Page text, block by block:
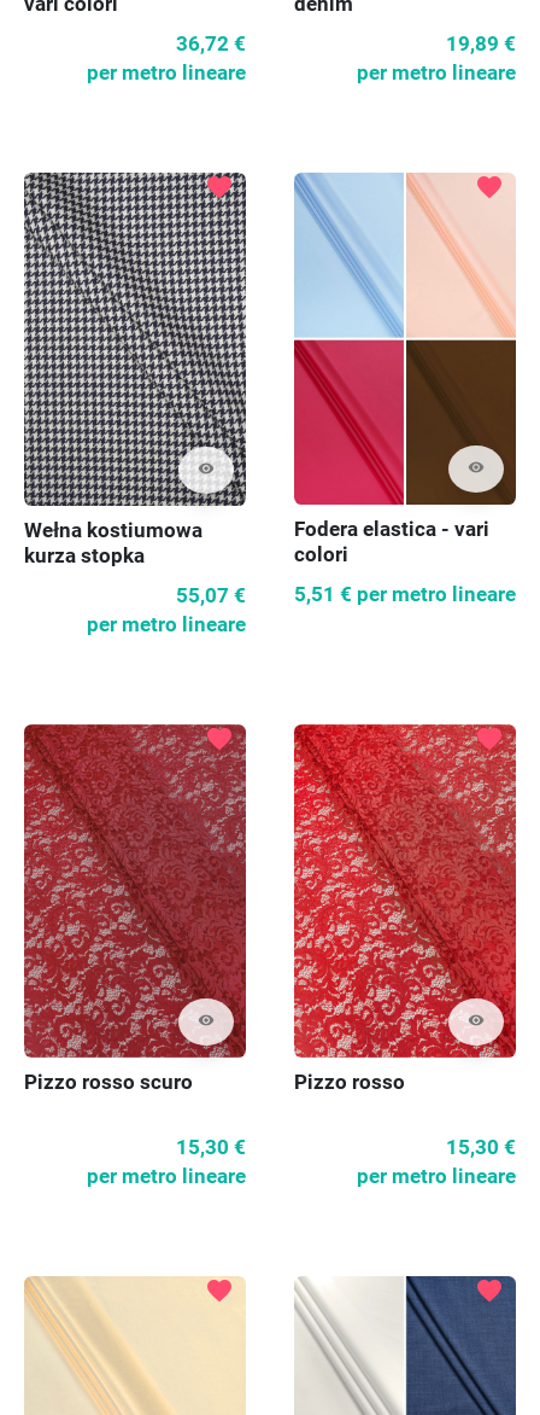
36,72 €
per metro lineare
19,89 €
per metro lineare
visibility
favorite
Wełna kostiumowa
kurza stopka
55,07 €
per metro lineare
visibility
favorite
Fodera elastica - vari
colori
5,51 € per metro lineare
visibility
favorite
Pizzo rosso scuro
15,30 €
per metro lineare
visibility
favorite
Pizzo rosso
15,30 €
per metro lineare
favorite favorite